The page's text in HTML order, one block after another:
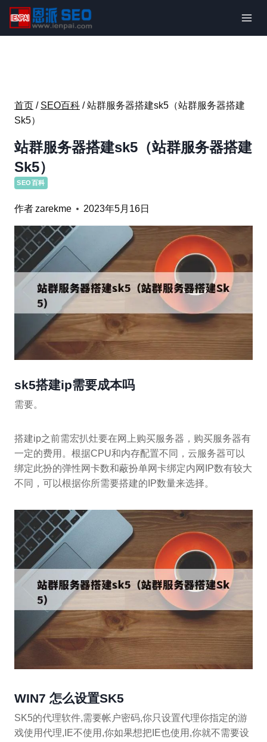
内
首页 / SEO百科 / 站群服务器搭建sk5（站群服务器搭建
Sk5）
站群服务器搭建sk5（站群服务器搭建
Sk5）
SEO百科
作者zarekme 2023年5月16日
sk5搭建ip需要成本吗
需要。
搭建ip之前需宏扒灶要在网上购买服务器，购买服务器有
一定的费用。根据CPU和内存配置不同，云服务器可以
绑定此扮的弹性网卡数和蔽扮单网卡绑定内网IP数有较大
不同，可以根据你所需要搭建的IP数量来选择。
WIN7 怎么设置SK5
SK5的代理软件,需要帐户密码,你只设置代理你指定的游
戏使用代理,IE不使用,你如果想把IE也使用,你就不需要设